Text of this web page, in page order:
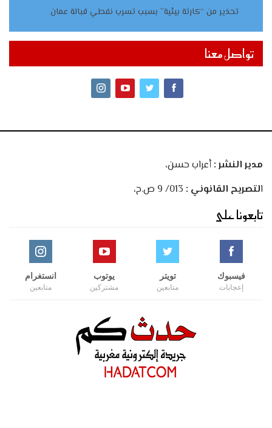
تحذير من “كارثة بيئية” بسبب تسرب نفطي قبالة عمان
تواصل معنا
مدير النشر :أعراب حسن،
التصريح القانوني :
تابعونا على
فيسبوك
إعجابات
تويتر
متابعين
يوتوب
مشتركين
انستغرام
متابعين